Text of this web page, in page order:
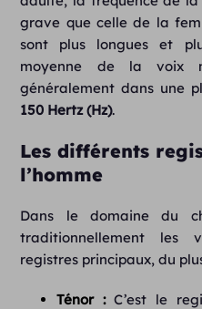
grave que celle de la
sont plus longues et
moyenne de la voix
généralement dans une
150 Hertz (Hz).
Les différents
l’homme
Dans le domaine du
traditionnellement les
registres principaux, du
Ténor :C’est le